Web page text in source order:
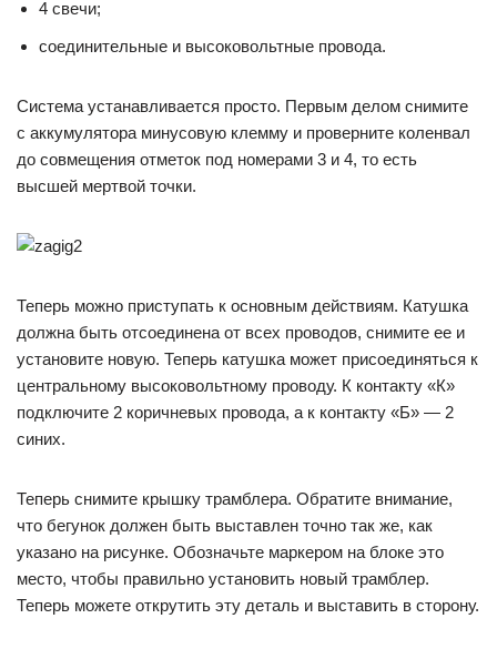
4 свечи;
соединительные и высоковольтные провода.
Система устанавливается просто. Первым делом снимите
с аккумулятора минусовую клемму и проверните коленвал
до совмещения отметок под номерами 3 и 4, то есть
высшей мертвой точки.
Теперь можно приступать к основным действиям. Катушка
должна быть отсоединена от всех проводов, снимите ее и
установите новую. Теперь катушка может присоединяться к
центральному высоковольтному проводу. К контакту «К»
подключите 2 коричневых провода, а к контакту «Б» — 2
синих.
Теперь снимите крышку трамблера. Обратите внимание,
что бегунок должен быть выставлен точно так же, как
указано на рисунке. Обозначьте маркером на блоке это
место, чтобы правильно установить новый трамблер.
Теперь можете открутить эту деталь и выставить в сторону.